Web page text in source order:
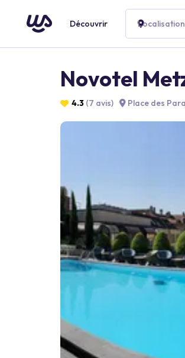
Découvrir
Novotel
4.3 (7 avis) Place des